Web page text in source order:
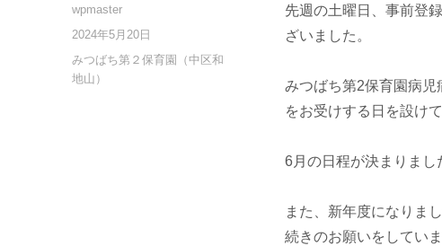
先週の土曜日、事前登
ざいました。
みつばち第2保育園病児
をお受けする日を設け
6月の日程が決まりまし
また、新年度になりま
続きのお願いをしていま
投
稿
wpmaster
投
日:
2024年5月20日
カ
テ
みつばち第２保育園（中区和
地山）